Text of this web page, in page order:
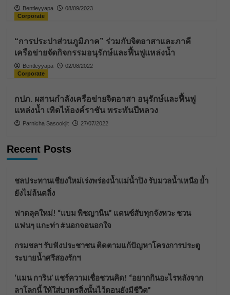
Bentleyyapa
08/09/2023
Corporate
“การประปาส่วนภูมิภาค” ร่วมกับจิตอาสาและภาคี
เครือข่ายจัดกิจกรรมอนุรักษ์และฟื้นฟูแหล่งน้ำ
Bentleyyapa
02/08/2022
Corporate
กปภ. ผสานกำลังเครือข่ายจิตอาสา อนุรักษ์และฟื้นฟู
แหล่งน้ำ เทิดไท้องค์ราชัน พระพันปีหลวง
Parnicha Sasookjit 27/07/2022
Recent Posts
ชลประทานเชียงใหม่เร่งพร่องน้ำแม่น้ำปิง รับมวลน้ำเหนือ ย้ำ
ยังไม่ล้นตลิ่ง
ฟาดลุคใหม่! “แบม พิชญานิน” แดนซ์สับทุกจังหวะ ชวน
แฟนๆ แกะท่า #นอกจอนอกใจ
กรมชลฯ รับฟังประชาชน ติดตามแก้ปัญหาโครงการประตู
ระบายน้ำศรีสองรักฯ
‘แมน การิน’ แชร์ความเชื่อชวนคิด! “อยากกินอะไรหลังจาก
ลาโลกนี้ ให้ใส่บาตรสิ่งนั้นไว้ตอนยังมีชีวิต”